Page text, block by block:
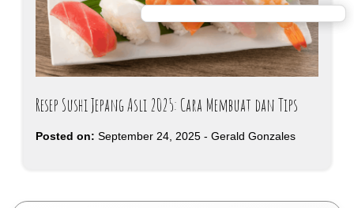
Resep Sushi Jepang Asli 2025: Cara Membuat dan Tips
Posted on: September 24, 2025 - Gerald Gonzales